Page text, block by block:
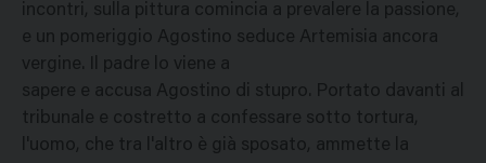
incontri, sulla pittura comincia a prevalere la passione,
e un pomeriggio Agostino seduce Artemisia ancora
vergine. Il padre lo viene a
sapere e accusa Agostino di stupro. Portato davanti al
tribunale e costretto a confessare sotto tortura,
l'uomo, che tra l'altro è già sposato, ammette la